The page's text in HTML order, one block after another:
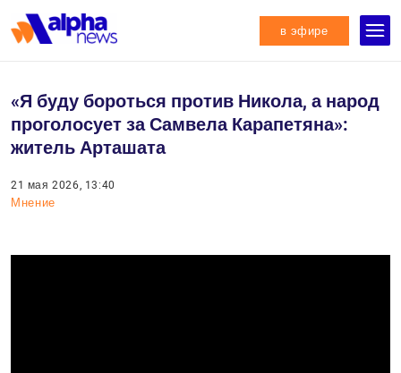
в эфире
«Я буду бороться против Никола, а народ
проголосует за Самвела Карапетяна»:
житель Арташата
21 мая 2026, 13:40
Мнение